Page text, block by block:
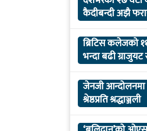
कैदीबन्दी अझै
ब्रिटिस कलेजको
भन्दा बढी ग्राजुयट
जेनजी
श्रेष्ठप्रति श्रद्धाञ्जली